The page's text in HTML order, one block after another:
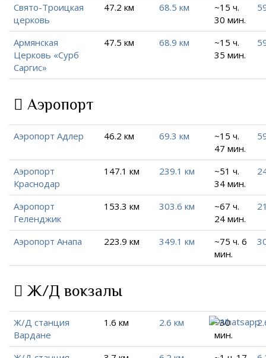
Свято-Троицкая
церковь
47.2 км 68.5 км
~15 ч.
30 мин.
Армянская
Церковь «Сурб
Саргис»
47.5 км 68.9 км
~15 ч.
35 мин.
Аэропорт
Аэропорт Адлер 46.2 км 69.3 км
~15 ч.
47 мин.
Аэропорт
Краснодар
147.1 км 239.1 км
~51 ч.
34 мин.
Аэропорт
Геленджик
153.3 км 303.6 км
~67 ч.
24 мин.
Аэропорт Анапа 223.9 км 349.1 км
~75 ч. 6
мин.
Ж/Д вокзалы
Ж/Д станция
Вардане
1.6 км 2.6 км
~30
мин.